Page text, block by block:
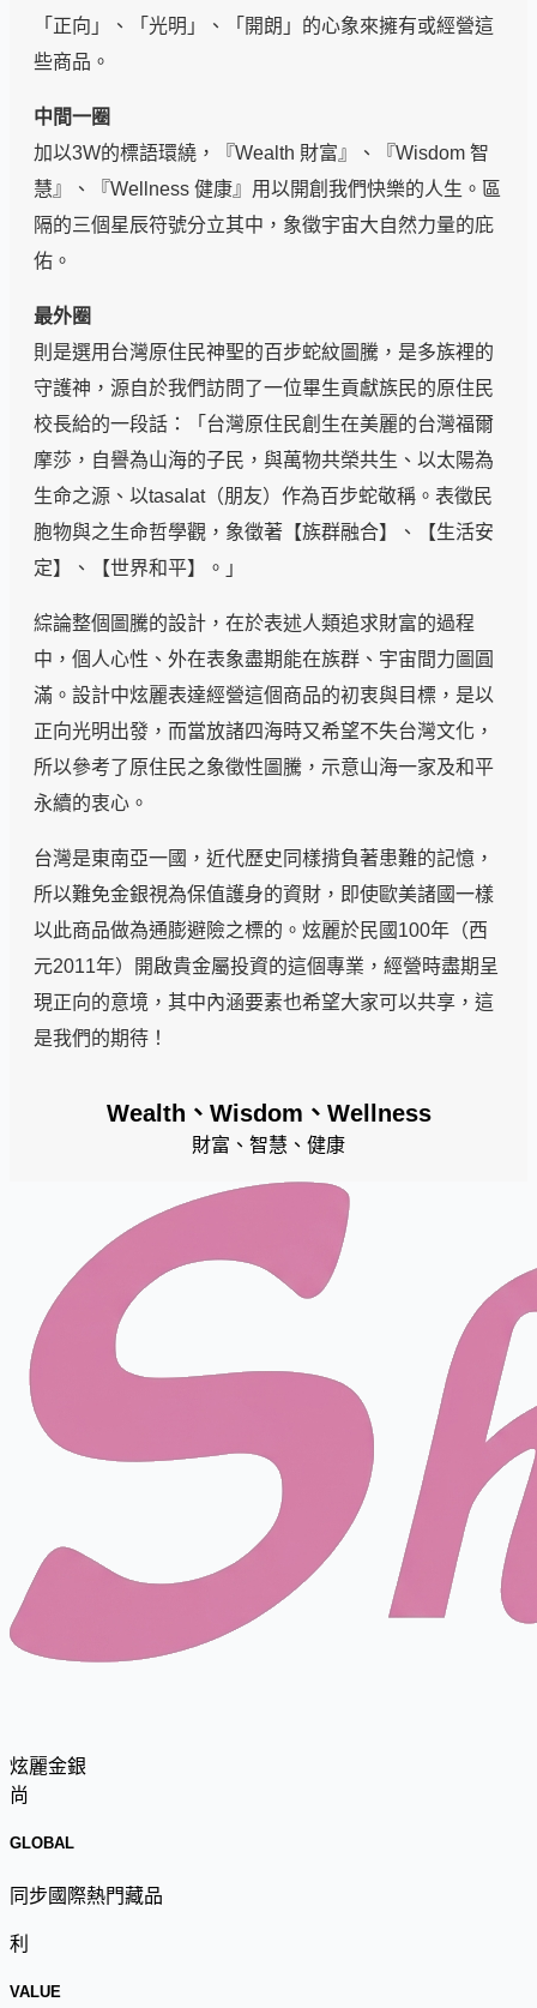
「正向」、「光明」、「開朗」的心象來擁有或經營這
些商品。
中間一圈
加以3W的標語環繞，『Wealth 財富』、『Wisdom 智
慧』、『Wellness 健康』用以開創我們快樂的人生。區
隔的三個星辰符號分立其中，象徵宇宙大自然力量的庇
佑。
最外圈
則是選用台灣原住民神聖的百步蛇紋圖騰，是多族裡的
守護神，源自於我們訪問了一位畢生貢獻族民的原住民
校長給的一段話：「台灣原住民創生在美麗的台灣福爾
摩莎，自譽為山海的子民，與萬物共榮共生、以太陽為
生命之源、以tasalat（朋友）作為百步蛇敬稱。表徵民
胞物與之生命哲學觀，象徵著【族群融合】、【生活安
定】、【世界和平】。」
綜論整個圖騰的設計，在於表述人類追求財富的過程
中，個人心性、外在表象盡期能在族群、宇宙間力圖圓
滿。設計中炫麗表達經營這個商品的初衷與目標，是以
正向光明出發，而當放諸四海時又希望不失台灣文化，
所以參考了原住民之象徵性圖騰，示意山海一家及和平
永續的衷心。
台灣是東南亞一國，近代歷史同樣揹負著患難的記憶，
所以難免金銀視為保值護身的資財，即使歐美諸國一樣
以此商品做為通膨避險之標的。炫麗於民國100年（西
元2011年）開啟貴金屬投資的這個專業，經營時盡期呈
現正向的意境，其中內涵要素也希望大家可以共享，這
是我們的期待！
Wealth、Wisdom、Wellness
財富、智慧、健康
炫麗金銀
尚
GLOBAL
同步國際熱門藏品
利
VALUE